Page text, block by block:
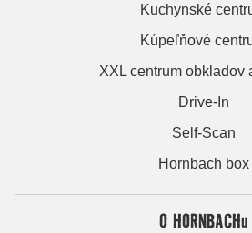
Kuchynské
Kúpeľňové
XXL centrum obkladov
Drive-In
Self-Scan
Hornbach box
O HORNBACHu